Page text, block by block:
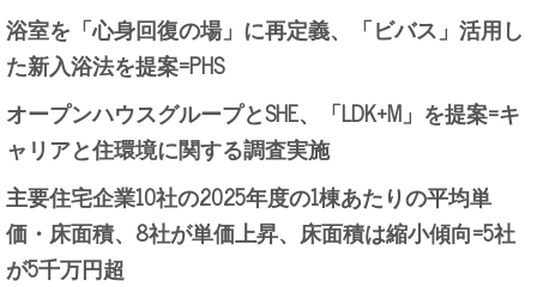
浴室を「心身回復の場」に再定義、「ビバス」活用し
た新入浴法を提案=PHS
オープンハウスグループとSHE、「LDK+M」を提案=キ
ャリアと住環境に関する調査実施
主要住宅企業10社の2025年度の1棟あたりの平均単
価・床面積、8社が単価上昇、床面積は縮小傾向=5社
が5千万円超